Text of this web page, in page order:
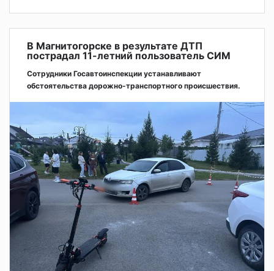
В Магнитогорске в результате ДТП
пострадал 11-летний пользователь СИМ
Сотрудники Госавтоинспекции устанавливают
обстоятельства дорожно-транспортного происшествия.